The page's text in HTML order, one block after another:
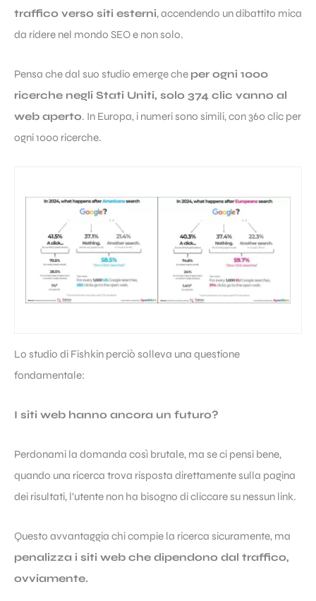
traffico verso siti esterni, accendendo un dibattito mica
da ridere nel mondo SEO e non solo.
Pensa che dal suo studio emerge che per ogni 1000
ricerche negli Stati Uniti, solo 374 clic vanno al
web aperto. In Europa, i numeri sono simili, con 360 clic per
ogni 1000 ricerche.
Lo studio di Fishkin perciò solleva una questione
fondamentale:
I siti web hanno ancora un futuro?
Perdonami la domanda così brutale, ma se ci pensi bene,
quando una ricerca trova risposta direttamente sulla pagina
dei risultati, l’utente non ha bisogno di cliccare su nessun link.
Questo avvantaggia chi compie la ricerca sicuramente, ma
penalizza i siti web che dipendono dal traffico,
ovviamente.